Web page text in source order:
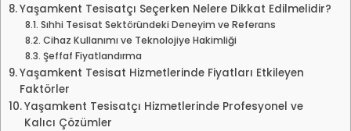
Yaşamkent Tesisatçı Seçerken Nelere Dikkat Edilmelidir?
Sıhhi Tesisat Sektöründeki Deneyim ve Referans
Cihaz Kullanımı ve Teknolojiye Hakimliği
Şeffaf Fiyatlandırma
Yaşamkent Tesisat Hizmetlerinde Fiyatları Etkileyen
Faktörler
Yaşamkent Tesisatçı Hizmetlerinde Profesyonel ve
Kalıcı Çözümler